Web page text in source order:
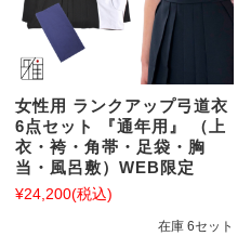
女性用 ランクアップ弓道衣
6点セット 『通年用』 （上
衣・袴・角帯・足袋・胸
当・風呂敷）WEB限定
¥24,200(税込)
在庫 6セット